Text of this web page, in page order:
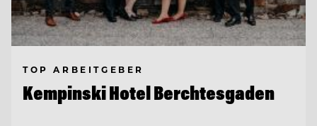
TOP ARBEITGEBER
Kempinski Hotel Berchtesgaden